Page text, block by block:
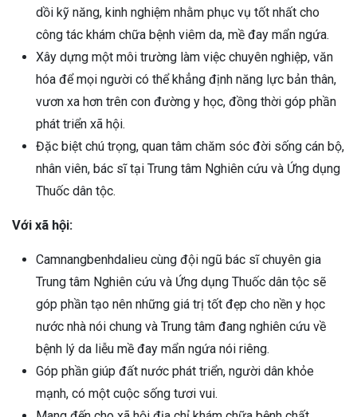
dồi kỹ năng, kinh nghiệm nhằm phục vụ tốt nhất cho
công tác khám chữa bệnh viêm da, mề đay mẩn ngứa.
Xây dựng một môi trường làm việc chuyên nghiệp, văn
hóa để mọi người có thể khẳng định năng lực bản thân,
vươn xa hơn trên con đường y học, đồng thời góp phần
phát triển xã hội.
Đặc biệt chú trọng, quan tâm chăm sóc đời sống cán bộ,
nhân viên, bác sĩ tại Trung tâm Nghiên cứu và Ứng dụng
Thuốc dân tộc.
Với xã hội:
Camnangbenhdalieu cùng đội ngũ bác sĩ chuyên gia
Trung tâm Nghiên cứu và Ứng dụng Thuốc dân tộc sẽ
góp phần tạo nên những giá trị tốt đẹp cho nền y học
nước nhà nói chung và Trung tâm đang nghiên cứu về
bệnh lý da liễu mề đay mẩn ngứa nói riêng.
Góp phần giúp đất nước phát triển, người dân khỏe
mạnh, có một cuộc sống tươi vui.